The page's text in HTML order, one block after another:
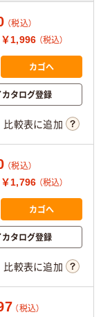
（税込）
￥1,996 （税込）
カゴへ
カタログ登録
比較表に追加
（税込）
￥1,796 （税込）
カゴへ
カタログ登録
比較表に追加
（税込）